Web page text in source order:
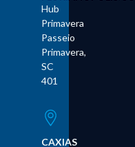
Hub
Primavera
Passeio
Primavera,
SC
401
CAXIAS